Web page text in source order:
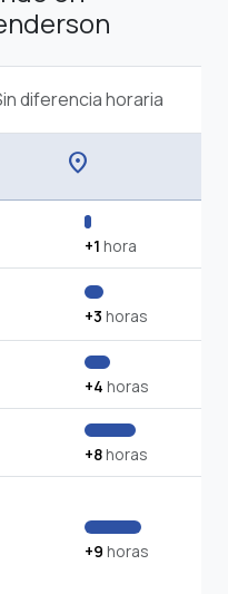
diferencia horaria
location_on
+1 hora
+3 horas
+4 horas
+8horas
+9 horas